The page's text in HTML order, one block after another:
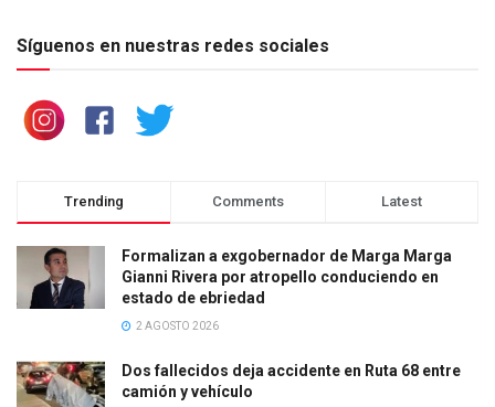
Síguenos en nuestras redes sociales
Trending Comments Latest
Formalizan a exgobernador de Marga Marga
Gianni Rivera por atropello conduciendo en
estado de ebriedad
2 AGOSTO 2026
Dos fallecidos deja accidente en Ruta 68 entre
camión y vehículo